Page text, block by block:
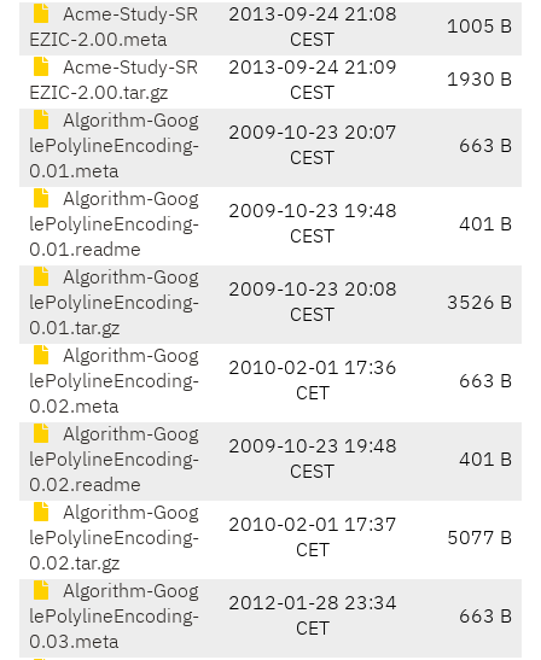
Acme-Study-SR
EZIC-2.00.meta
2013-09-24 21:08
CEST
1005 B
Acme-Study-SR
EZIC-2.00.tar.gz
2013-09-24 21:09
CEST
1930 B
Algorithm-Goog
lePolylineEncoding-
0.01.meta
2009-10-23 20:07
CEST
663 B
Algorithm-Goog
lePolylineEncoding-
0.01.readme
2009-10-23 19:48
CEST
401 B
Algorithm-Goog
lePolylineEncoding-
0.01.tar.gz
2009-10-23 20:08
CEST
3526 B
Algorithm-Goog
lePolylineEncoding-
0.02.meta
2010-02-01 17:36
CET
663 B
Algorithm-Goog
lePolylineEncoding-
0.02.readme
2009-10-23 19:48
CEST
401 B
Algorithm-Goog
lePolylineEncoding-
0.02.tar.gz
2010-02-01 17:37
CET
5077 B
Algorithm-Goog
lePolylineEncoding-
0.03.meta
2012-01-28 23:34
CET
663 B